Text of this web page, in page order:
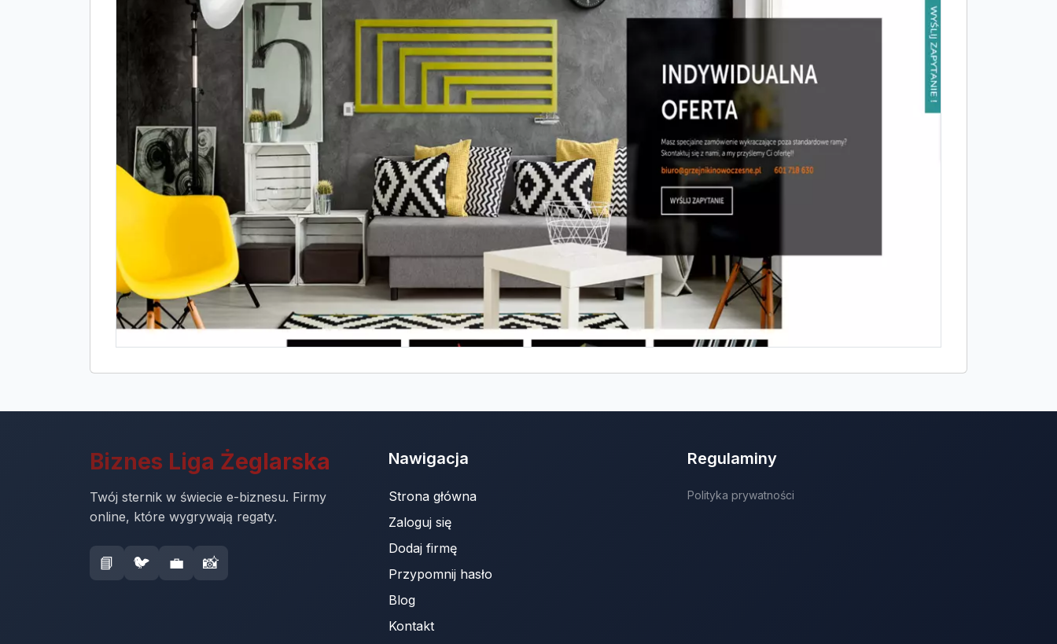
Biznes Liga Żeglarska
Twój sternik w świecie e-biznesu. Firmy
online, które wygrywają regaty.
📘 🐦 💼 📸
Nawigacja
Strona główna
Zaloguj się
Dodaj firmę
Przypomnij hasło
Blog
Kontakt
Regulaminy
Polityka prywatności